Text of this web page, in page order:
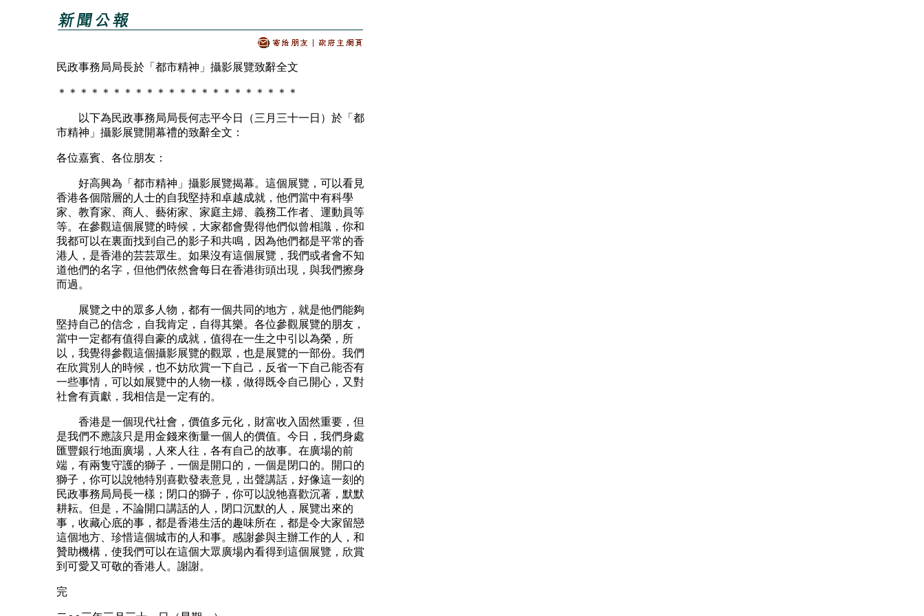
民政事務局局長於「都市精神」攝影展覽致辭全文
＊＊＊＊＊＊＊＊＊＊＊＊＊＊＊＊＊＊＊＊＊＊
以下為民政事務局局長何志平今日（三月三十一日）於「都
市精神」攝影展覽開幕禮的致辭全文：
各位嘉賓、各位朋友：
好高興為「都市精神」攝影展覽揭幕。這個展覽，可以看見
香港各個階層的人士的自我堅持和卓越成就，他們當中有科學
家、教育家、商人、藝術家、家庭主婦、義務工作者、運動員等
等。在參觀這個展覽的時候，大家都會覺得他們似曾相識，你和
我都可以在裏面找到自己的影子和共鳴，因為他們都是平常的香
港人，是香港的芸芸眾生。如果沒有這個展覽，我們或者會不知
道他們的名字，但他們依然會每日在香港街頭出現，與我們擦身
而過。
展覽之中的眾多人物，都有一個共同的地方，就是他們能夠
堅持自己的信念，自我肯定，自得其樂。各位參觀展覽的朋友，
當中一定都有值得自豪的成就，值得在一生之中引以為榮，所
以，我覺得參觀這個攝影展覽的觀眾，也是展覽的一部份。我們
在欣賞別人的時候，也不妨欣賞一下自己，反省一下自己能否有
一些事情，可以如展覽中的人物一樣，做得既令自己開心，又對
社會有貢獻，我相信是一定有的。
香港是一個現代社會，價值多元化，財富收入固然重要，但
是我們不應該只是用金錢來衡量一個人的價值。今日，我們身處
匯豐銀行地面廣場，人來人往，各有自己的故事。在廣場的前
端，有兩隻守護的獅子，一個是開口的，一個是閉口的。開口的
獅子，你可以說牠特別喜歡發表意見，出聲講話，好像這一刻的
民政事務局局長一樣；閉口的獅子，你可以說牠喜歡沉著，默默
耕耘。但是，不論開口講話的人，閉口沉默的人，展覽出來的
事，收藏心底的事，都是香港生活的趣味所在，都是令大家留戀
這個地方、珍惜這個城市的人和事。感謝參與主辦工作的人，和
贊助機構，使我們可以在這個大眾廣場內看得到這個展覽，欣賞
到可愛又可敬的香港人。謝謝。
完